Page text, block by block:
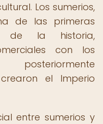
Los sumerios,
de las primeras
de la historia,
con los
el Imperio
entre sumerios y